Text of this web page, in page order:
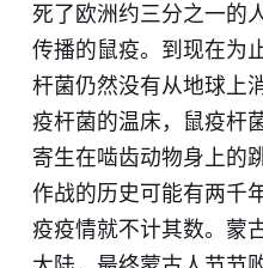
死了欧洲约三分之一的
传播的鼠疫。到现在为
杆菌仍然没有从地球上
疫杆菌的温床，鼠疫杆
寄生在啮齿动物身上的
作战的历史可能有两千
疫疫情就不计其数。蒙